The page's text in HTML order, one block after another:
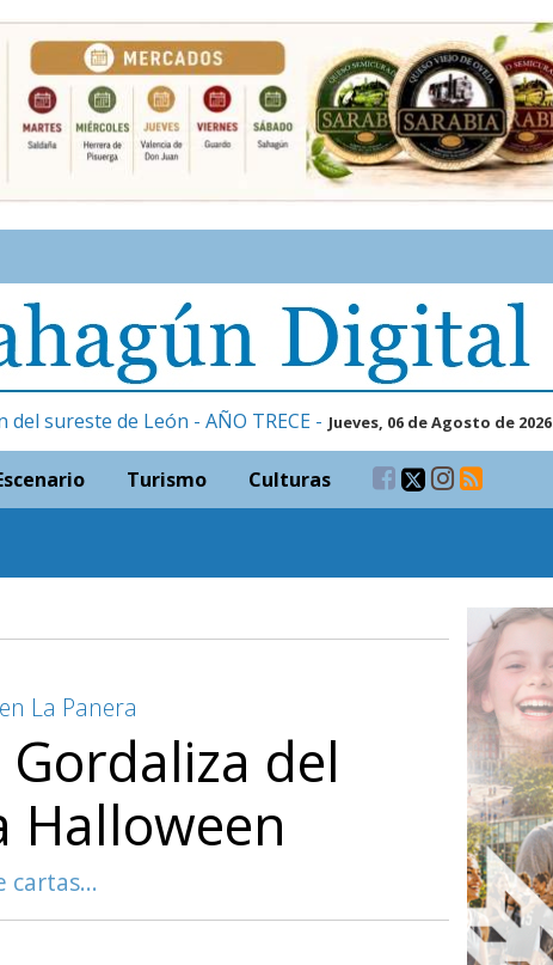
del sureste de León - AÑO TRECE - Jueves, 06 de Agosto de 2026
Turismo Culturas
La Panera
del
Halloween
cartas...